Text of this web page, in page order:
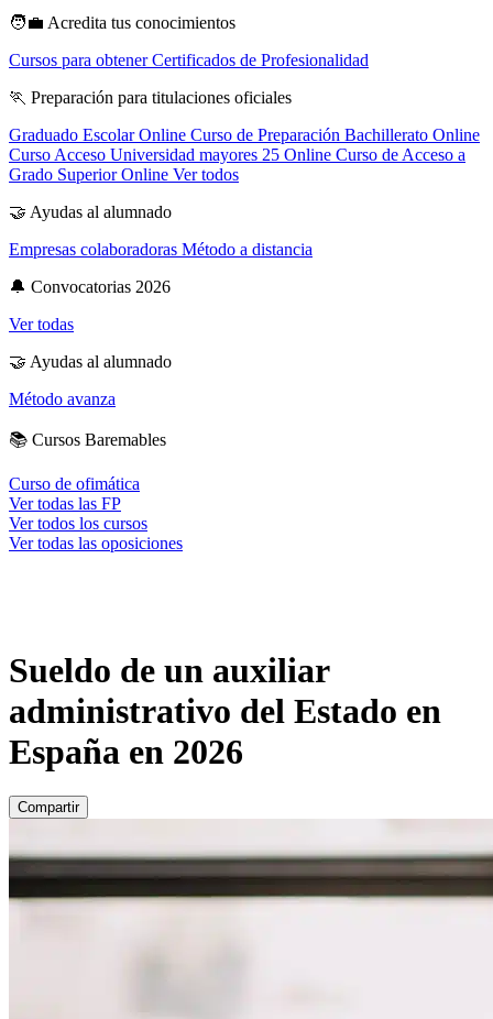
🧑‍💼 Acredita tus conocimientos
Cursos para obtener Certificados de Profesionalidad
🏃 Preparación para titulaciones oficiales
Graduado Escolar Online Curso de Preparación Bachillerato Online
Curso Acceso Universidad mayores 25 Online Curso de Acceso a
Grado Superior Online Ver todos
🤝 Ayudas al alumnado
Empresas colaboradoras Método a distancia
🔔 Convocatorias 2026
Ver todas
🤝 Ayudas al alumnado
Método avanza
📚 Cursos Baremables
Curso de ofimática
Ver todas las FP
Ver todos los cursos
Ver todas las oposiciones
Sueldo de un auxiliar
administrativo del Estado en
España en 2026
Compartir